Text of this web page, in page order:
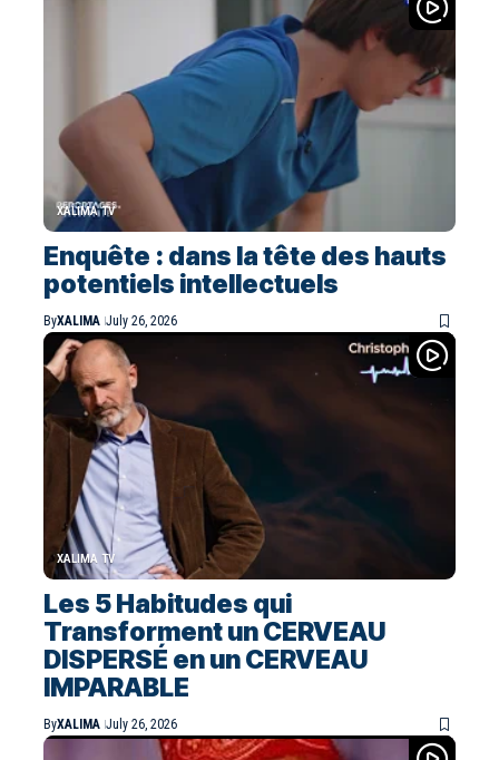
XALIMA TV
Enquête : dans la tête des hauts
potentiels intellectuels
ByXALIMA July 26, 2026
XALIMA TV
Les 5 Habitudes qui
Transforment un CERVEAU
DISPERSÉ en un CERVEAU
IMPARABLE
ByXALIMA July 26, 2026